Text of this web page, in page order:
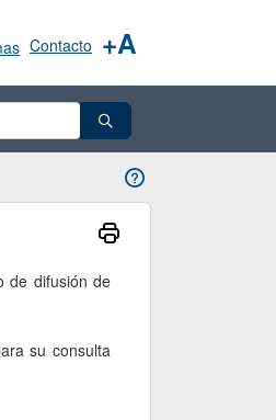
Contacto +A
de difusión de
su consulta